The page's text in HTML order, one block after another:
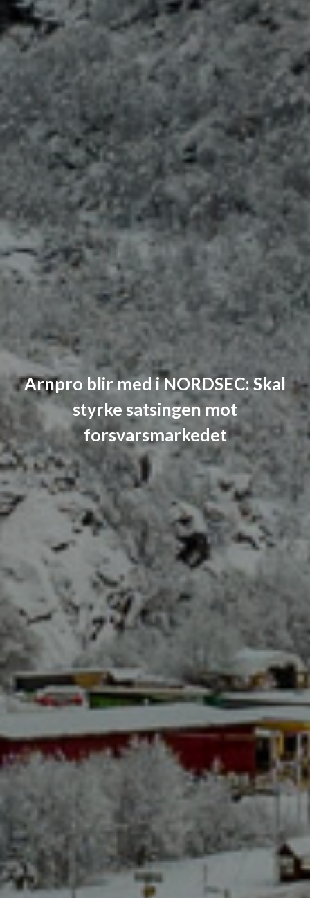
Arnpro blir med i NORDSEC: Skal
styrke satsingen mot
forsvarsmarkedet